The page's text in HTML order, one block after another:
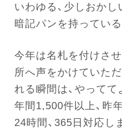
いわゆる、少しおかし
暗記パンを持っている
今年は名札を付けさ
所へ声をかけていた
れる瞬間は、やってて
年間1,500件以上、昨
24時間、365日対応し